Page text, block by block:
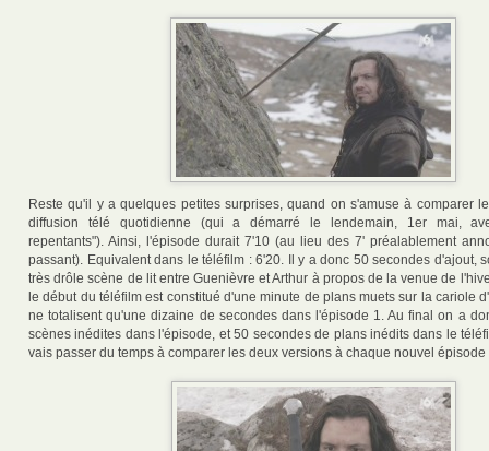
Reste qu'il y a quelques petites surprises, quand on s'amuse à comparer
diffusion télé quotidienne (qui a démarré le lendemain, 1er mai,
repentants"). Ainsi, l'épisode durait 7'10 (au lieu des 7' préalablement
passant). Equivalent dans le téléfilm : 6'20. Il y a donc 50 secondes d'ajout,
très drôle scène de lit entre Guenièvre et Arthur à propos de la venue de
le début du téléfilm est constitué d'une minute de plans muets sur la cariole
ne totalisent qu'une dizaine de secondes dans l'épisode 1. Au final on a
scènes inédites dans l'épisode, et 50 secondes de plans inédits dans le
vais passer du temps à comparer les deux versions à chaque nouvel